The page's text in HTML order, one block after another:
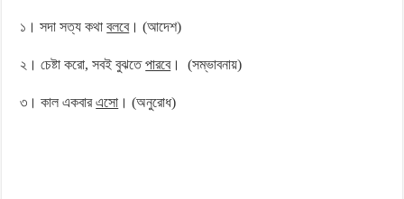
১। সদা সত্য কথাবলবে। (আদেশ)
২। চেষ্টা করো, সবই বুঝতেপারবে। (সম্ভাবনায়)
৩। কাল একবারএসো । (অনুরোধ)